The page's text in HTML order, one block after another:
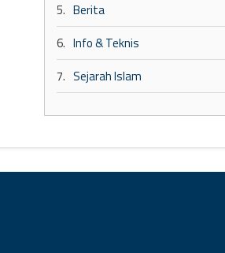
5. Berita
6. Info & Teknis
7. Sejarah Islam